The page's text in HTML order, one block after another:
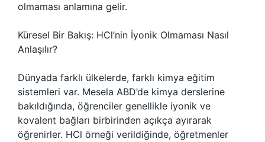
olmaması anlamına gelir.
Küresel Bir Bakış: HCl’nin İyonik Olmaması Nasıl
Anlaşılır?
Dünyada farklı ülkelerde, farklı kimya eğitim
sistemleri var. Mesela ABD’de kimya derslerine
bakıldığında, öğrenciler genellikle iyonik ve
kovalent bağları birbirinden açıkça ayırarak
öğrenirler. HCl örneği verildiğinde, öğretmenler